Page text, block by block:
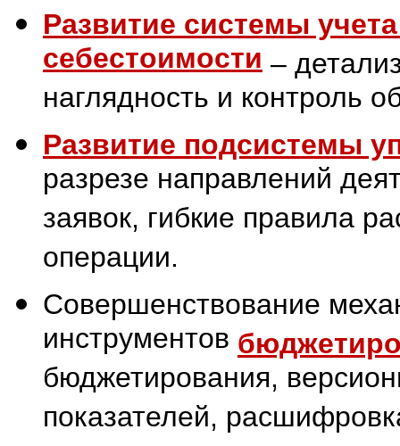
Развитие системы
себестоимости –
наглядность и контроль
Развитие подсистемы
разрезе направлений
заявок, гибкие правила
операции.
Совершенствование
инструментов
бюджетирования,
показателей,